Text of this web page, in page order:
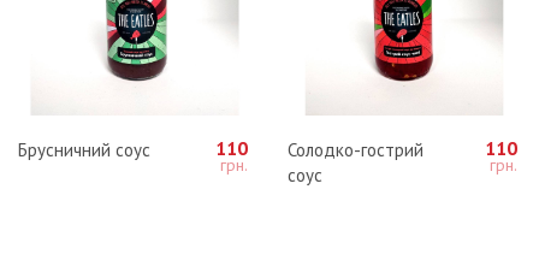
Брусничний соус 110
Солодко-гострий
соус
110